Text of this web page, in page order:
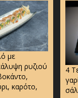
με
ρυζιού
καρότο,
4